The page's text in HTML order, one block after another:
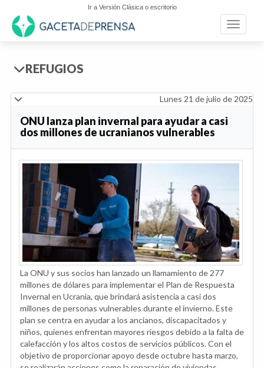
Ir a Versión Clásica o escritorio
Toggle
REFUGIOS
Lunes 21 de julio de 2025
ONU lanza plan invernal para ayudar a casi
dos millones de ucranianos vulnerables
La ONU y sus socios han lanzado un llamamiento de 277
millones de dólares para implementar el Plan de Respuesta
Invernal en Ucrania, que brindará asistencia a casi dos
millones de personas vulnerables durante el invierno. Este
plan se centra en ayudar a los ancianos, discapacitados y
niños, quienes enfrentan mayores riesgos debido a la falta de
calefacción y los altos costos de servicios públicos. Con el
objetivo de proporcionar apoyo desde octubre hasta marzo,